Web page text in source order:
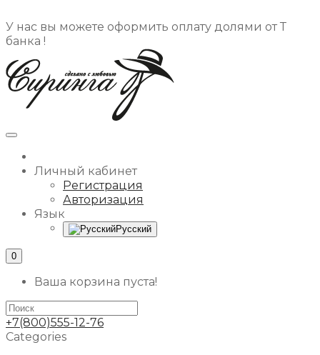
У нас вы можете оформить оплату долями от Т
банка !
Личный кабинет
Регистрация
Авторизация
Язык
Русский
0
Ваша корзина пуста!
+7(800)555-12-76
Categories